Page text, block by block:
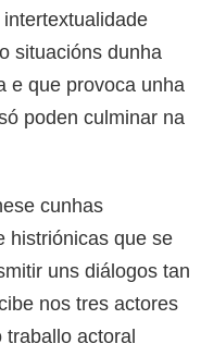
situacións dunha
e que provoca unha
poden culminar na
cunhas
histriónicas que se
uns diálogos tan
nos tres actores
traballo actoral